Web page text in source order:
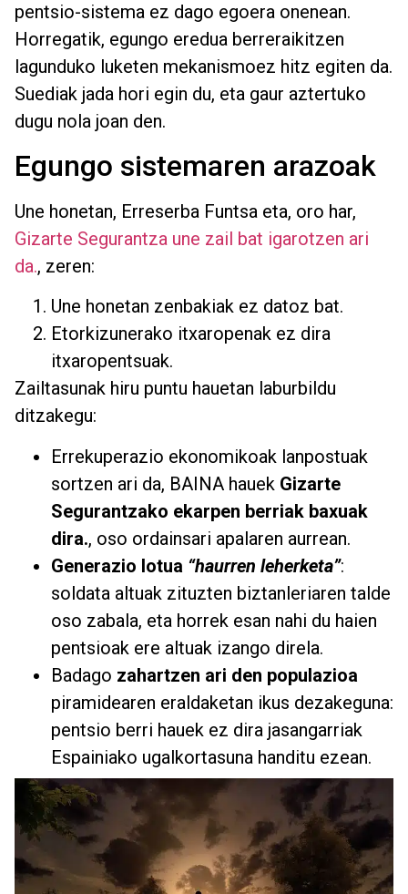
pentsio-sistema ez dago egoera onenean.
Horregatik, egungo eredua berreraikitzen
lagunduko luketen mekanismoez hitz egiten da.
Suediak jada hori egin du, eta gaur aztertuko
dugu nola joan den.
Egungo sistemaren arazoak
Une honetan, Erreserba Funtsa eta, oro har,
Gizarte Segurantza une zail bat igarotzen ari
da., zeren:
Une honetan zenbakiak ez datoz bat.
Etorkizunerako itxaropenak ez dira
itxaropentsuak.
Zailtasunak hiru puntu hauetan laburbildu
ditzakegu:
Errekuperazio ekonomikoak lanpostuak
sortzen ari da, BAINA hauek Gizarte
Segurantzako ekarpen berriak baxuak
dira., oso ordainsari apalaren aurrean.
Generazio lotua “haurren leherketa”:
soldata altuak zituzten biztanleriaren talde
oso zabala, eta horrek esan nahi du haien
pentsioak ere altuak izango direla.
Badago zahartzen ari den populazioa
piramidearen eraldaketan ikus dezakeguna:
pentsio berri hauek ez dira jasangarriak
Espainiako ugalkortasuna handitu ezean.